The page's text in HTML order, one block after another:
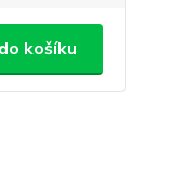
košíku